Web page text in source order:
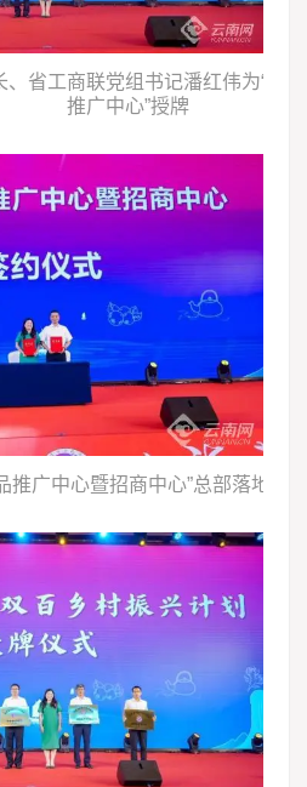
、省工商联党组书记潘红伟为“云
推广中心”授牌
推广中心暨招商中心”总部落地安